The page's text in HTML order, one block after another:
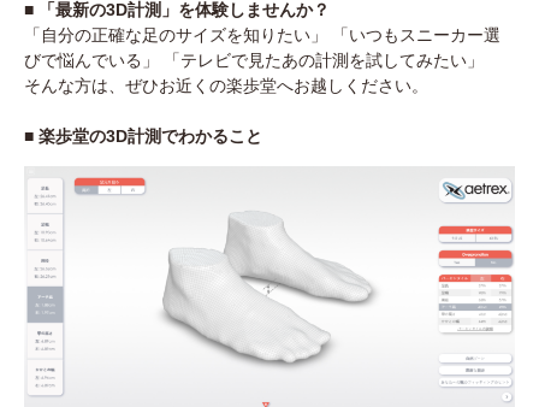
■ 「最新の3D計測」を体験しませんか？
「自分の正確な足のサイズを知りたい」 「いつもスニーカー選
びで悩んでいる」 「テレビで見たあの計測を試してみたい」
そんな方は、ぜひお近くの楽歩堂へお越しください。
■ 楽歩堂の3D計測でわかること